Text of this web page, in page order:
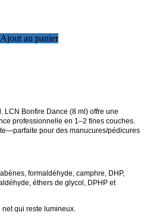
Ajout au panier
LCN Bonfire Dance (8 ml) offre une
professionnelle en 1–2 fines couches.
pour des manucures/pédicures
formaldéhyde, camphre, DHP,
éthers de glycol, DPHP et
net qui reste lumineux.